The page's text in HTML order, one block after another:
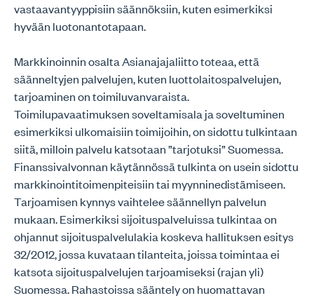
vastaavantyyppisiin säännöksiin, kuten esimerkiksi
hyvään luotonantotapaan.
Markkinoinnin osalta Asianajajaliitto toteaa, että
säänneltyjen palvelujen, kuten luottolaitospalvelujen,
tarjoaminen on toimiluvanvaraista.
Toimilupavaatimuksen soveltamisala ja soveltuminen
esimerkiksi ulkomaisiin toimijoihin, on sidottu tulkintaan
siitä, milloin palvelu katsotaan ”tarjotuksi” Suomessa.
Finanssivalvonnan käytännössä tulkinta on usein sidottu
markkinointitoimenpiteisiin tai myynninedistämiseen.
Tarjoamisen kynnys vaihtelee säännellyn palvelun
mukaan. Esimerkiksi sijoituspalveluissa tulkintaa on
ohjannut sijoituspalvelulakia koskeva hallituksen esitys
32/2012, jossa kuvataan tilanteita, joissa toimintaa ei
katsota sijoituspalvelujen tarjoamiseksi (rajan yli)
Suomessa. Rahastoissa sääntely on huomattavan